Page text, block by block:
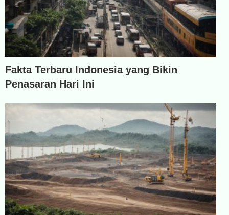
Fakta Terbaru Indonesia yang Bikin
Penasaran Hari Ini